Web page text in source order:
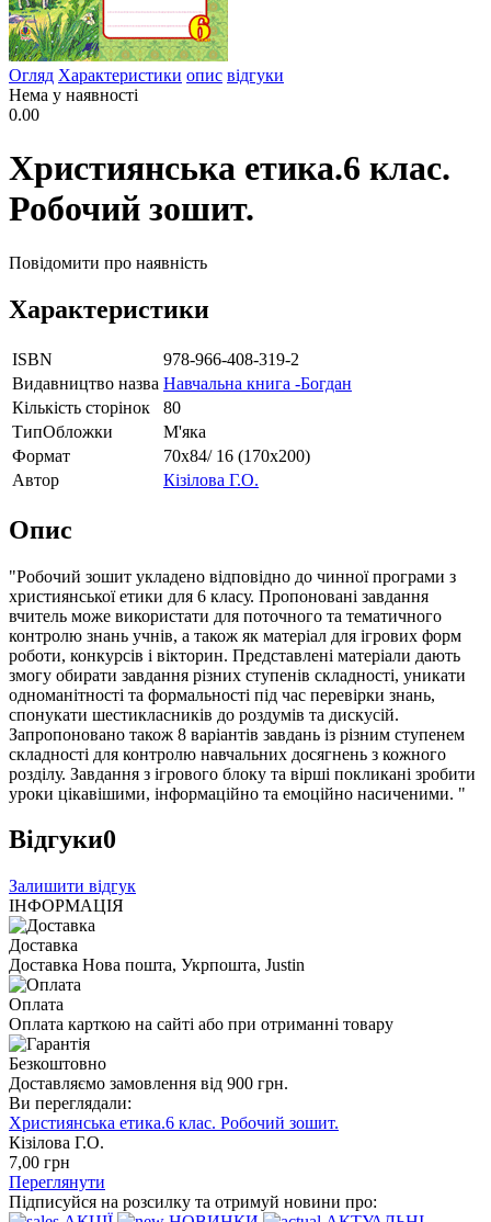
Огляд Характеристики опис відгуки
Нема у наявності
0.00
Християнська етика.6 клас.
Робочий зошит.
Повідомити про наявність
Характеристики
ISBN
978-966-408-319-2
Видавництво назва Навчальна книга -Богдан
Кількість сторінок
80
ТипОбложки
М'яка
Формат
70х84/ 16 (170х200)
Автор
Кізілова Г.О.
Опис
"Робочий зошит укладено відповідно до чинної програми з
християнської етики для 6 класу. Пропоновані завдання
вчитель може використати для поточного та тематичного
контролю знань учнів, а також як матеріал для ігрових форм
роботи, конкурсів і вікторин. Представлені матеріали дають
змогу обирати завдання різних ступенів складності, уникати
одноманітності та формальності під час перевірки знань,
спонукати шестикласників до роздумів та дискусій.
Запропоновано також 8 варіантів завдань із різним ступенем
складності для контролю навчальних досягнень з кожного
розділу. Завдання з ігрового блоку та вірші покликані зробити
уроки цікавішими, інформаційно та емоційно насиченими. "
Відгуки0
Залишити відгук
ІНФОРМАЦІЯ
Доставка
Доставка Нова пошта, Укрпошта, Justin
Оплата
Оплата карткою на сайті або при отриманні товару
Безкоштовно
Доставляємо замовлення від 900 грн.
Ви переглядали:
Християнська етика.6 клас. Робочий зошит.
Кізілова Г.О.
7,00 грн
Переглянути
Підписуйся на розсилку та отримуй новини про: